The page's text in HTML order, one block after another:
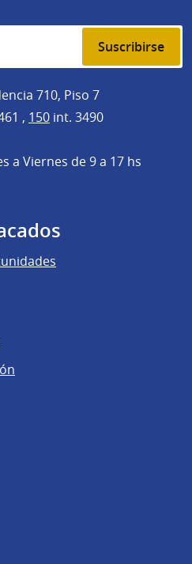
Suscribirse
710, Piso 7
, 150 int. 3490
a Viernes de 9 a 17 hs